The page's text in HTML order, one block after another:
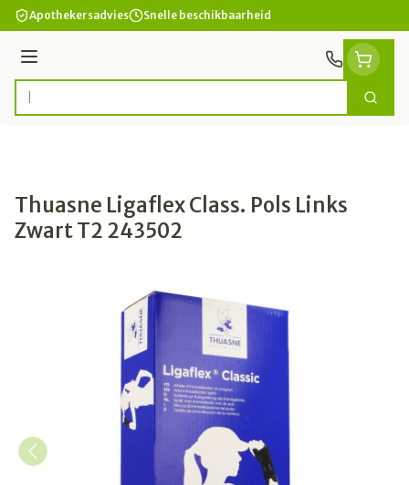
Ga naar de inhoud
Apothekersadvies Snelle beschikbaarheid
Menu
Product, merk, categorie... Zoek
Thuasne Ligaflex Class. Pols Links
Zwart T2 243502